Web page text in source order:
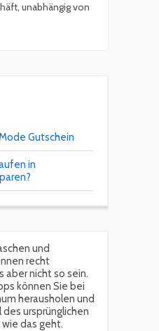
unabhängig von
Gutschein
in
und
recht
aber nicht so sein.
können Sie bei
herausholen und
ursprünglichen
wie das geht.